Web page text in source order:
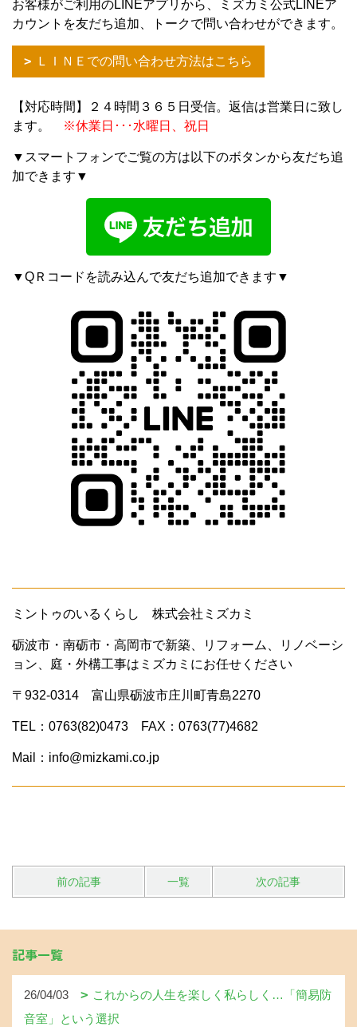
お客様がご利用のLINEアプリから、ミズカミ公式LINEア
カウントを友だち追加、トークで問い合わせができます。
ＬＩＮＥでの問い合わせ方法はこちら
【対応時間】２４時間３６５日受信。返信は営業日に致し
ます。
※休業日･･･水曜日、祝日
▼スマートフォンでご覧の方は以下のボタンから友だち追
加できます▼
▼QＲコードを読み込んで友だち追加できます▼
ミントゥのいるくらし 株式会社ミズカミ
砺波市・南砺市・高岡市で新築、リフォーム、リノベーシ
ョン、庭・外構工事はミズカミにお任せください
〒932-0314 富山県砺波市庄川町青島2270
TEL：0763(82)0473 FAX：0763(77)4682
Mail：info@mizkami.co.jp
前の記事 一覧 次の記事
記事一覧
26/04/03
これからの人生を楽しく私らしく…「簡易防
音室」という選択